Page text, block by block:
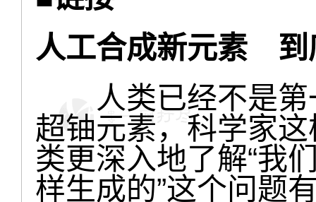
人工合成新元素
人类已经不是第
超铀元素，科学家这
类更深入地了解“我
样生成的”这个问题